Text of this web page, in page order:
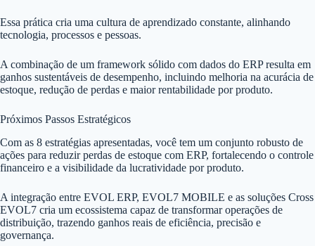
Essa prática cria uma cultura de aprendizado constante, alinhando
tecnologia, processos e pessoas.
A combinação de um framework sólido com dados do ERP resulta em
ganhos sustentáveis de desempenho, incluindo melhoria na acurácia de
estoque, redução de perdas e maior rentabilidade por produto.
Próximos Passos Estratégicos
Com as 8 estratégias apresentadas, você tem um conjunto robusto de
ações para reduzir perdas de estoque com ERP, fortalecendo o controle
financeiro e a visibilidade da lucratividade por produto.
A integração entre EVOL ERP, EVOL7 MOBILE e as soluções Cross
EVOL7 cria um ecossistema capaz de transformar operações de
distribuição, trazendo ganhos reais de eficiência, precisão e
governança.